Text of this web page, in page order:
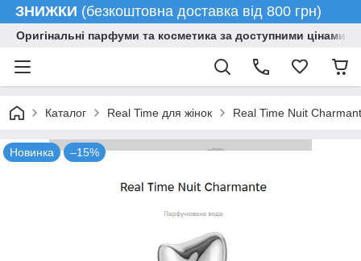
ЗНИЖКИ (безкоштовна доставка від 800 грн)
Оригінальні парфуми та косметика за доступними цінами
Каталог Real Time для жінок Real Time Nuit
Новинка –15%